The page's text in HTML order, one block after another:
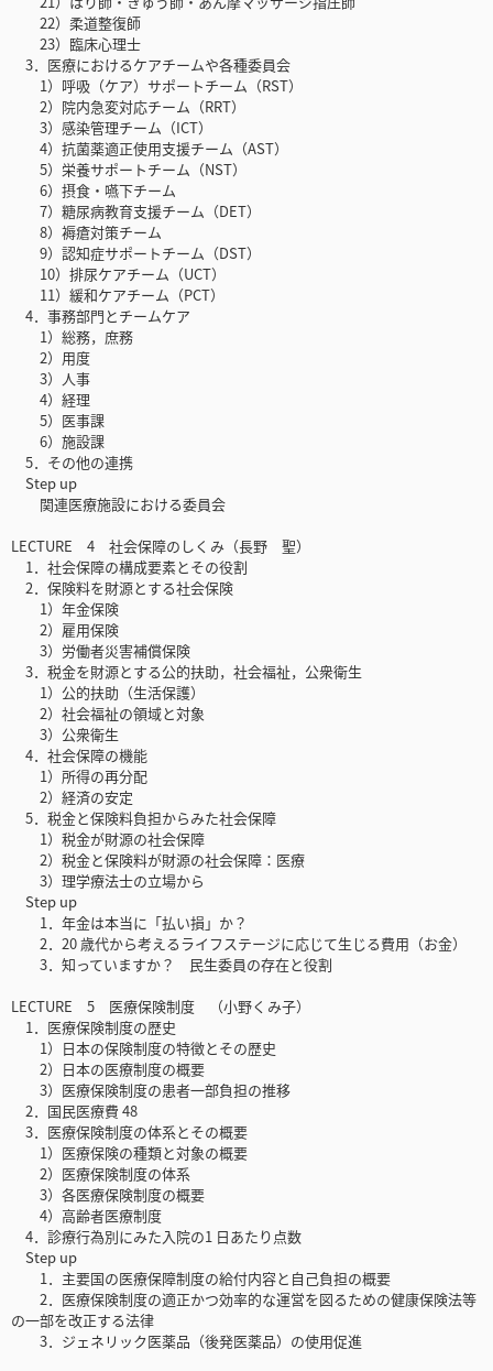
22）柔道整復師
23）臨床心理士
3．医療におけるケアチームや各種委員会
1）呼吸（ケア）サポートチーム（RST）
2）院内急変対応チーム（RRT）
3）感染管理チーム（ICT）
4）抗菌薬適正使用支援チーム（AST）
5）栄養サポートチーム（NST）
6）摂食・嚥下チーム
7）糖尿病教育支援チーム（DET）
8）褥瘡対策チーム
9）認知症サポートチーム（DST）
10）排尿ケアチーム（UCT）
11）緩和ケアチーム（PCT）
4．事務部門とチームケア
1）総務，庶務
2）用度
3）人事
4）経理
5）医事課
6）施設課
5．その他の連携
Step up
関連医療施設における委員会
LECTURE 4 社会保障のしくみ（長野 聖）
1．社会保障の構成要素とその役割
2．保険料を財源とする社会保険
1）年金保険
2）雇用保険
3）労働者災害補償保険
3．税金を財源とする公的扶助，社会福祉，公衆衛生
1）公的扶助（生活保護）
2）社会福祉の領域と対象
3）公衆衛生
4．社会保障の機能
1）所得の再分配
2）経済の安定
5．税金と保険料負担からみた社会保障
1）税金が財源の社会保障
2）税金と保険料が財源の社会保障：医療
3）理学療法士の立場から
Step up
1．年金は本当に「払い損」か？
2．20 歳代から考えるライフステージに応じて生じる費用（お金）
3．知っていますか？ 民生委員の存在と役割
LECTURE 5 医療保険制度 （小野くみ子）
1．医療保険制度の歴史
1）日本の保険制度の特徴とその歴史
2）日本の医療制度の概要
3）医療保険制度の患者一部負担の推移
2．国民医療費 48
3．医療保険制度の体系とその概要
1）医療保険の種類と対象の概要
2）医療保険制度の体系
3）各医療保険制度の概要
4）高齢者医療制度
4．診療行為別にみた入院の1 日あたり点数
Step up
1．主要国の医療保障制度の給付内容と自己負担の概要
2．医療保険制度の適正かつ効率的な運営を図るための健康保険法等
の一部を改正する法律
3．ジェネリック医薬品（後発医薬品）の使用促進